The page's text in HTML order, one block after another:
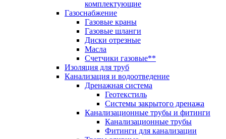
комплектующие
Газоснабжение
Газовые краны
Газовые шланги
Диски отрезные
Масла
Счетчики газовые**
Изоляция для труб
Канализация и водоотведение
Дренажная система
Геотекстиль
Системы закрытого дренажа
Канализационные трубы и фитинги
Канализационные трубы
Фитинги для канализации